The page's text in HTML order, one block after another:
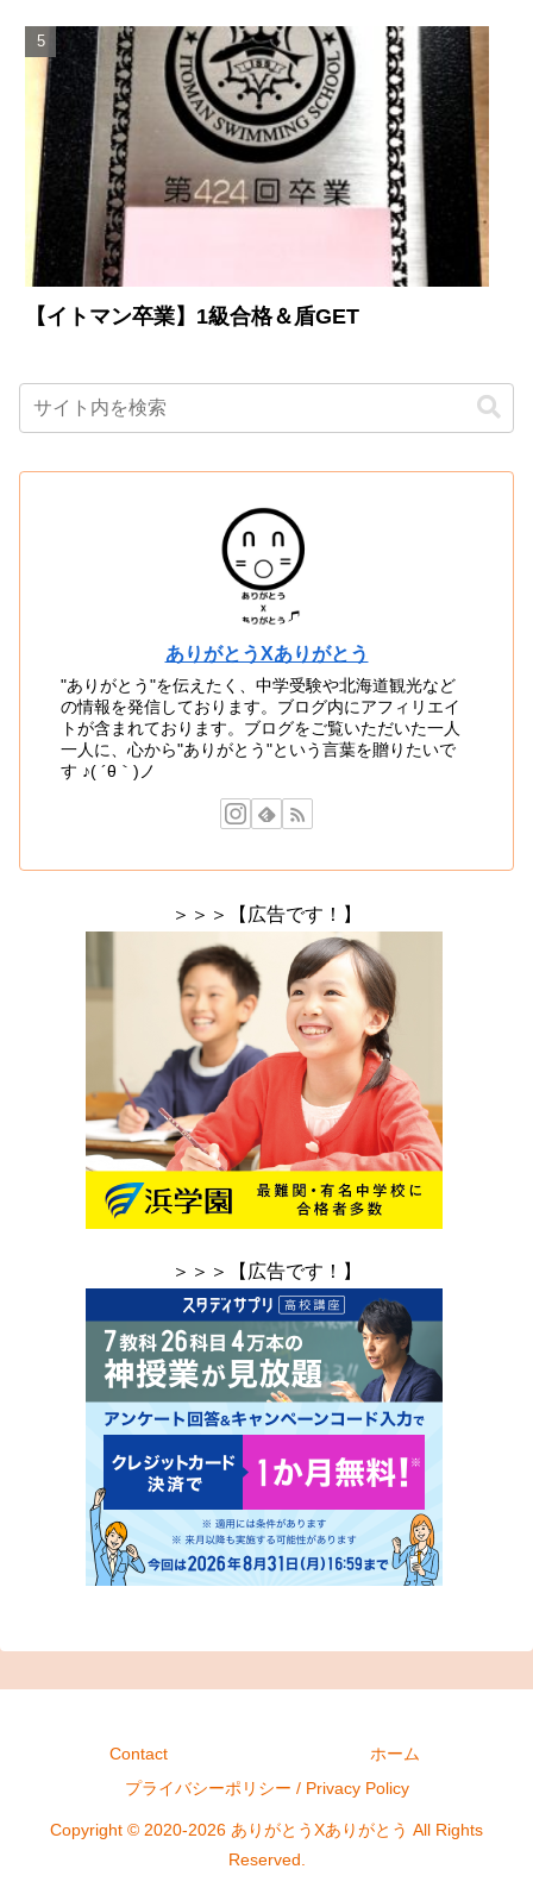
【イトマン卒業】1級合格＆盾GET
ありがとうXありがとう
"ありがとう"を伝えたく、中学受験や北海道観光など
の情報を発信しております。ブログ内にアフィリエイ
トが含まれております。ブログをご覧いただいた一人
一人に、心から"ありがとう"という言葉を贈りたいで
す ♪( ´θ｀)ノ
＞＞＞【広告です！】
＞＞＞【広告です！】
Contact
ホーム
プライバシーポリシー / Privacy Policy
Copyright © 2020-2026 ありがとうXありがとう All Rights
Reserved.